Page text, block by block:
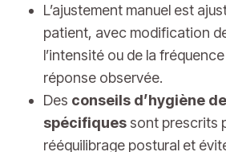
L’ajustement manuel est
patient, avec modification
l’intensité ou de la
réponse observée.
Des conseils d’hygiène
spécifiques sont prescrits
rééquilibrage postural et